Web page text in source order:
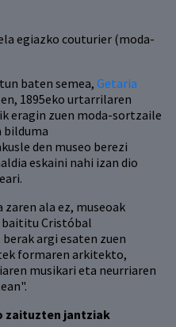
egiazko couturier (moda-
baten semea, Getaria
1895eko urtarrilaren
eragin zuen moda-sortzaile
bilduma
den museo berezi
eskaini nahi izan dio
ala ez, museoak
Cristóbal
argi esaten zuen
formaren arkitekto,
musikari eta neurriaren
zaituzten jantziak